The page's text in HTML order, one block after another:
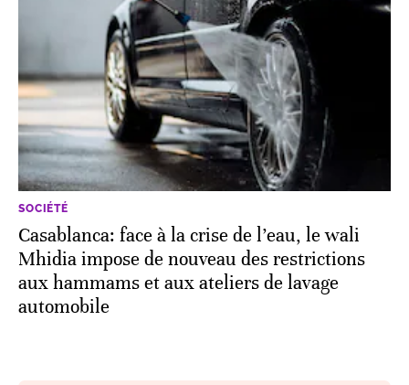
SOCIÉTÉ
Casablanca: face à la crise de l’eau, le wali
Mhidia impose de nouveau des restrictions
aux hammams et aux ateliers de lavage
automobile